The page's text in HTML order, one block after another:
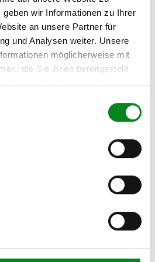
wir Informationen zu Ihrer
an unsere Partner für
und Analysen weiter. Unsere
möglicherweise mit
die Sie ihnen bereitgestellt
Ihrer Nutzung der Dienste
unserer